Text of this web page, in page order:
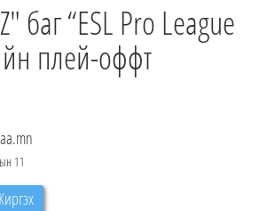
баг “ESL Pro League
плей-оффт
11